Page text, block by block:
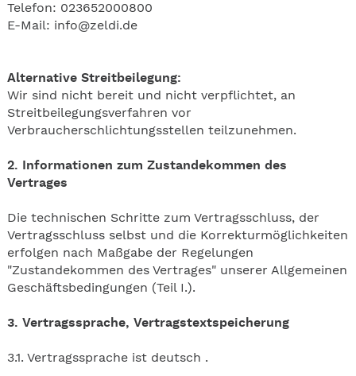
Telefon: 023652000800
E-Mail: info@zeldi.de
Alternative Streitbeilegung:
Wir sind nicht bereit und nicht verpflichtet, an
Streitbeilegungsverfahren vor
Verbraucherschlichtungsstellen teilzunehmen.
2. Informationen zum Zustandekommen des
Vertrages
Die technischen Schritte zum Vertragsschluss, der
Vertragsschluss selbst und die Korrekturmöglichkeiten
erfolgen nach Maßgabe der Regelungen
"Zustandekommen des Vertrages" unserer Allgemeinen
Geschäftsbedingungen (Teil I.).
3. Vertragssprache, Vertragstextspeicherung
3.1. Vertragssprache ist deutsch .